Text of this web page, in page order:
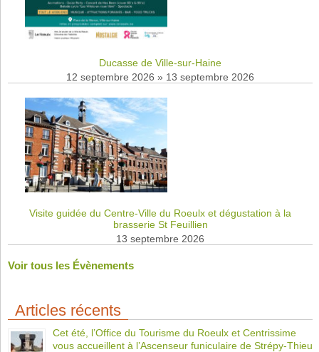
Ducasse de Ville-sur-Haine
12 septembre 2026 » 13 septembre 2026
Visite guidée du Centre-Ville du Roeulx et dégustation à la
brasserie St Feuillien
13 septembre 2026
Voir tous les Évènements
Articles récents
Cet été, l’Office du Tourisme du Roeulx et Centrissime
vous accueillent à l’Ascenseur funiculaire de Strépy-Thieu